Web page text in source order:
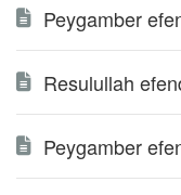
Peygamber
Resulullah
Peygamber